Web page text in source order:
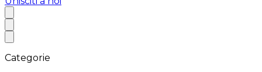
Categorie